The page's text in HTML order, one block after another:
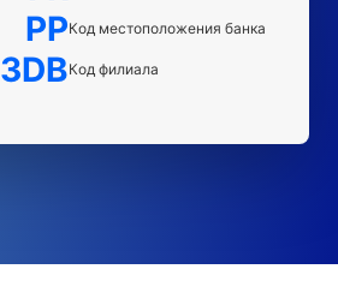
PPКод местоположения банка
3DBКод филиала